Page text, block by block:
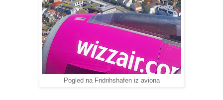
Pogled na Fridrihshafen iz aviona